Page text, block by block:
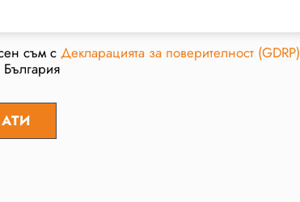
съм с Декларацията за поверителност (GDRP)